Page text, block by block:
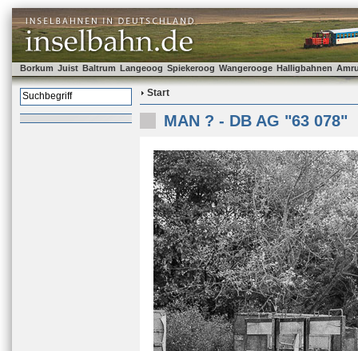
Borkum Juist Baltrum Langeoog Spiekeroog Wangerooge Halligbahnen
Start
MAN ? - DB AG "63 078"